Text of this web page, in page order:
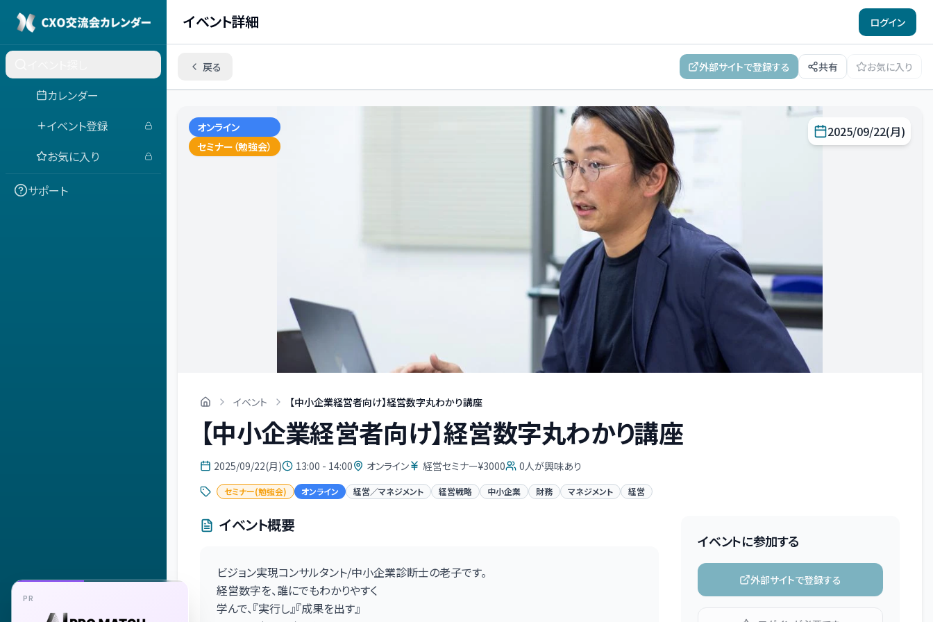
カレンダー
イベント登録
お気に入り
サポート
イベント詳細 ログイン
戻る 外部サイトで登録する 共有 お気に入り
オンライン
セミナー（勉強会）
2025/09/22(月)
イベント 【中小企業経営者向け】経営数字丸わかり講座
【中小企業経営者向け】経営数字丸わかり講座
2025/09/22(月) 13:00 - 14:00 オンライン 経営セミナー¥3000 0人が興味あり
セミナー(勉強会) オンライン 経営／マネジメント 経営戦略 中小企業 財務 マネジメント 経営
イベント概要
ビジョン実現コンサルタント/中小企業診断士の老子です。
経営数字を、誰にでもわかりやすく
学んで、『実行し』『成果を出す』
イベントに参加する
外部サイトで登録する
PR